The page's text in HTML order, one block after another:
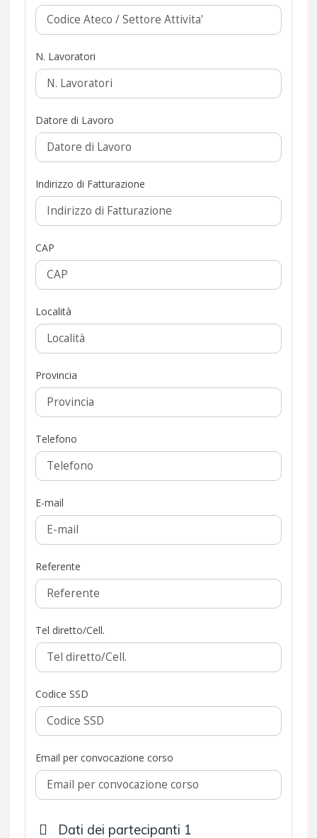
N. Lavoratori
Datore di Lavoro
Indirizzo di Fatturazione
CAP
Località
Provincia
Telefono
E-mail
Referente
Tel diretto/Cell.
Codice SSD
Email per convocazione corso
Dati dei partecipanti 1